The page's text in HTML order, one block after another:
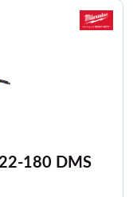
180 DMS